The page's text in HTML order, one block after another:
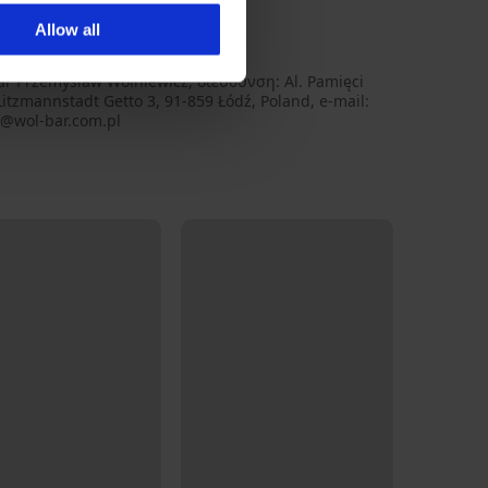
Allow all
7
Przemysław Wolniewicz, διεύθυνση: Al. Pamięci
Getto 3, 91-859 Łódź, Poland, e-mail:
bar.com.pl